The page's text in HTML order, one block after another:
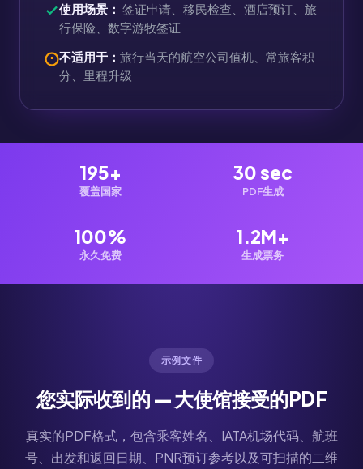
使用场景： 签证申请、移民检查、酒店预订、旅
行保险、数字游牧签证
不适用于： 旅行当天的航空公司值机、常旅客积
分、里程升级
195+
覆盖国家
30 sec
PDF生成
100%
永久免费
1.2M+
生成票务
示例文件
您实际收到的 — 大使馆接受的PDF
真实的PDF格式，包含乘客姓名、IATA机场代码、航班
号、出发和返回日期、PNR预订参考以及可扫描的二维